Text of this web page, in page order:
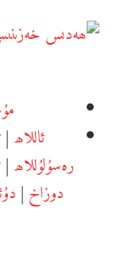
Skip
ئاللاھ|
رەسۇلۇللاھ|
دوزاخ|